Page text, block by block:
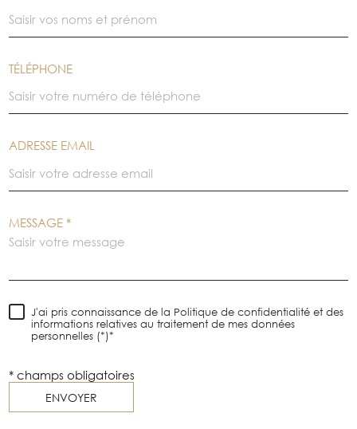
TÉLÉPHONE
ADRESSE EMAIL
MESSAGE *
J'ai pris connaissance de la Politique de confidentialité et des
informations relatives au traitement de mes données
personnelles (*)*
* champs obligatoires
ENVOYER